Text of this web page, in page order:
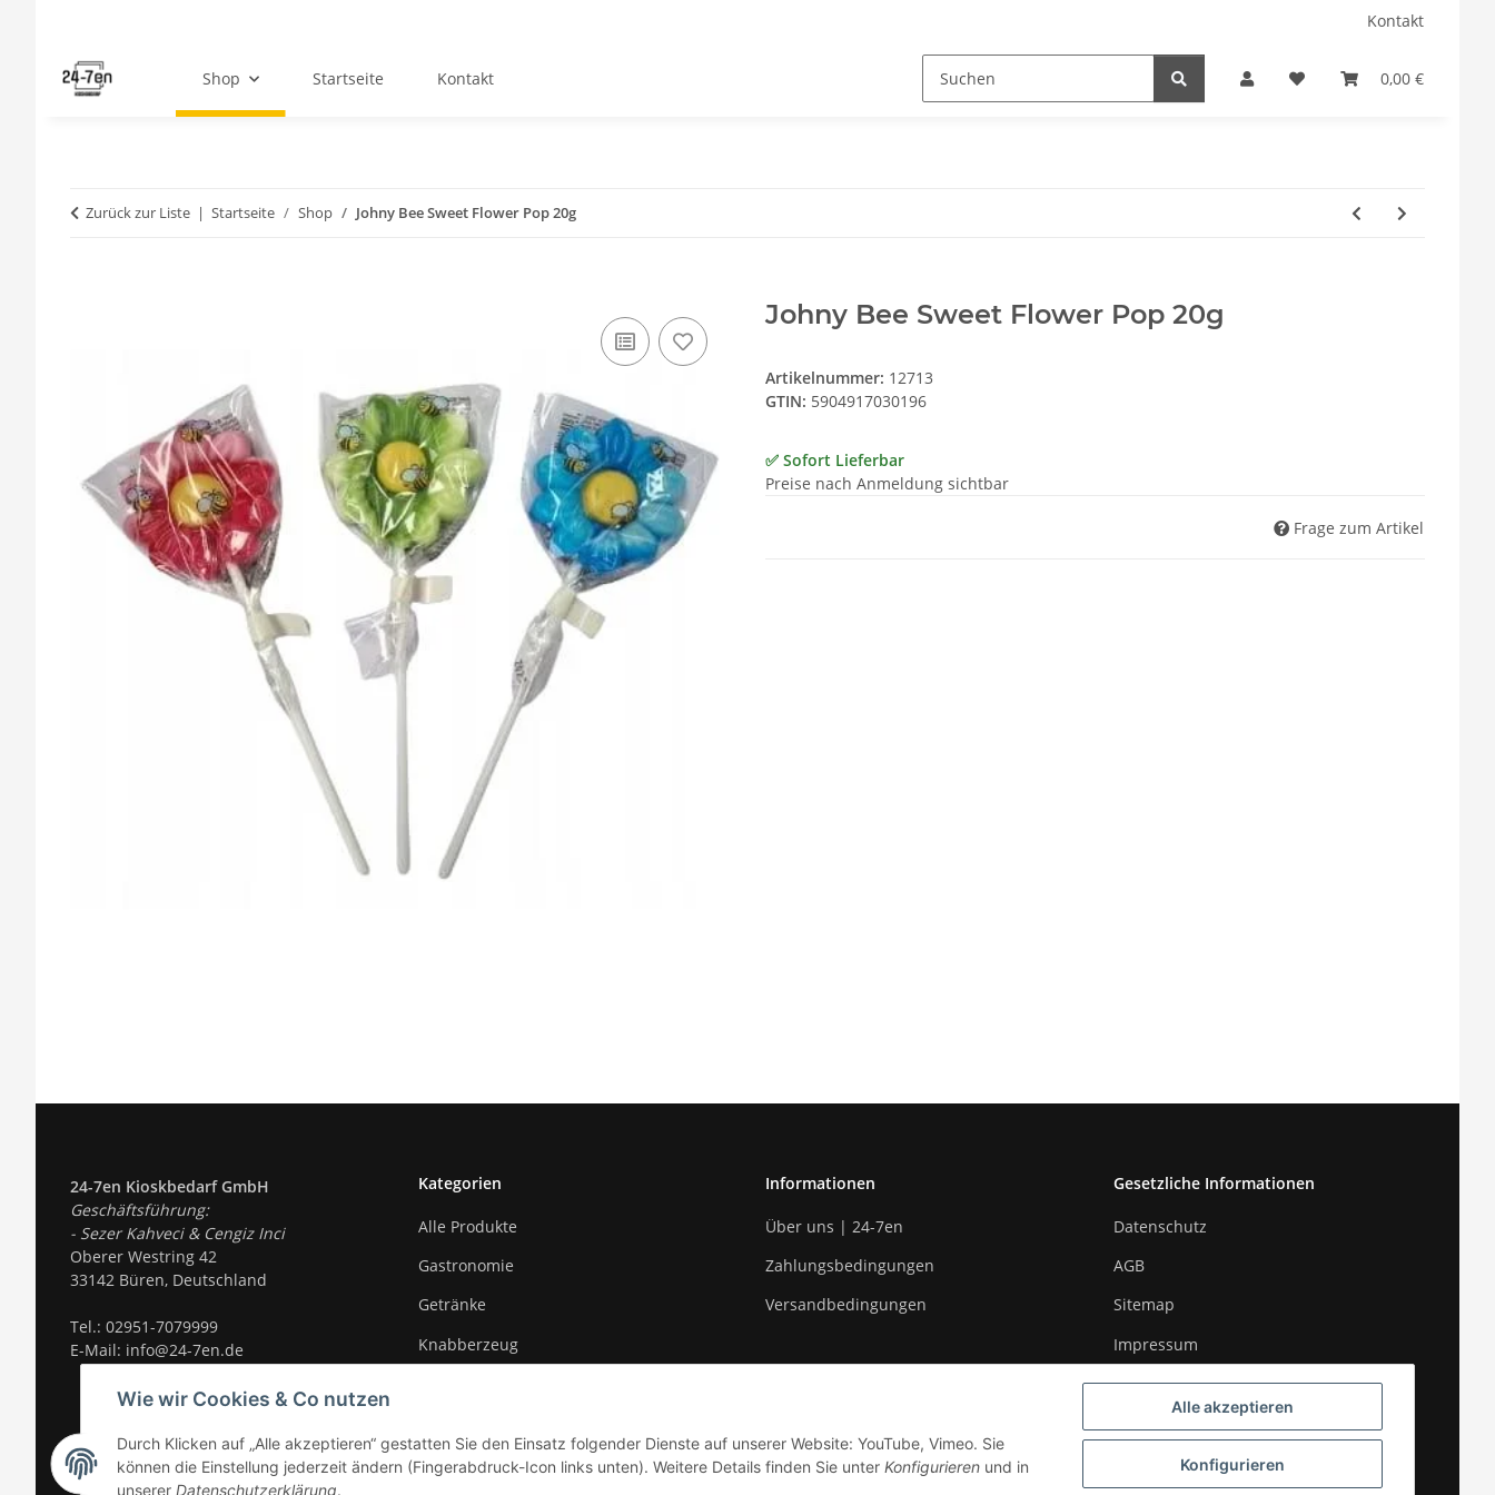
Alle akzeptieren
Konfigurieren
Wie wir Cookies & Co nutzen
Durch Klicken auf „Alle akzeptieren“ gestatten Sie den Einsatz folgender Dienste auf unserer Website: YouTube, Vimeo. Sie
können die Einstellung jederzeit ändern (Fingerabdruck-Icon links unten). Weitere Details finden Sie unter Konfigurieren und in
unserer Datenschutzerklärung.
Kontakt
0,00 €
Shop Startseite Kontakt
Zurück zur Liste Startseite Shop Johny Bee Sweet Flower Pop 20g
Johny Bee Sweet Flower Pop 20g
Artikelnummer: 12713
GTIN: 5904917030196
✅ Sofort Lieferbar
Preise nach Anmeldung sichtbar
Frage zum Artikel
24-7en Kioskbedarf GmbH
Geschäftsführung:
- Sezer Kahveci & Cengiz Inci
Oberer Westring 42
33142 Büren, Deutschland
Tel.: 02951-7079999
E-Mail: info@24-7en.de
Kategorien
Alle Produkte
Gastronomie
Getränke
Knabberzeug
Weitere Produkte
Informationen
Über uns | 24-7en
Zahlungsbedingungen
Versandbedingungen
Gesetzliche Informationen
Datenschutz
AGB
Sitemap
Impressum
Widerrufsrecht